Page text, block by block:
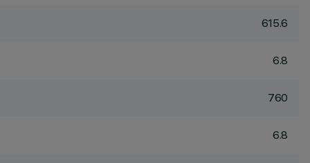
615.6
6.8
760
6.8